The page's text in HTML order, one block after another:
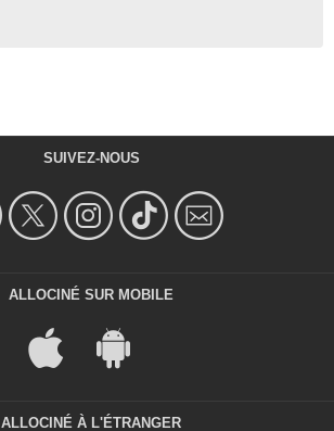
SUIVEZ-NOUS
ALLOCINÉ SUR MOBILE
ALLOCINÉ À L'ÉTRANGER